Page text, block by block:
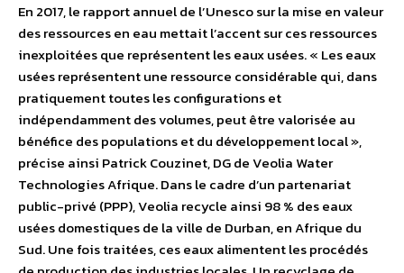
En 2017, le rapport annuel de l’Unesco sur la mise en valeur
des ressources en eau mettait l’accent sur ces ressources
inexploitées que représentent les eaux usées. « Les eaux
usées représentent une ressource considérable qui, dans
pratiquement toutes les configurations et
indépendamment des volumes, peut être valorisée au
bénéfice des populations et du développement local »,
précise ainsi Patrick Couzinet, DG de Veolia Water
Technologies Afrique. Dans le cadre d’un partenariat
public-privé (PPP), Veolia recycle ainsi 98 % des eaux
usées domestiques de la ville de Durban, en Afrique du
Sud. Une fois traitées, ces eaux alimentent les procédés